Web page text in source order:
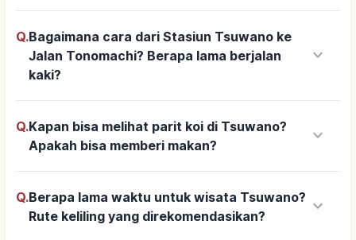
Q.Bagaimana cara dari Stasiun Tsuwano ke
Jalan Tonomachi? Berapa lama berjalan
kaki?
keyboard_arrow_down
Q.Kapan bisa melihat parit koi di Tsuwano?
Apakah bisa memberi makan?
keyboard_arrow_down
Q.Berapa lama waktu untuk wisata Tsuwano?
Rute keliling yang direkomendasikan?
keyboard_arrow_down